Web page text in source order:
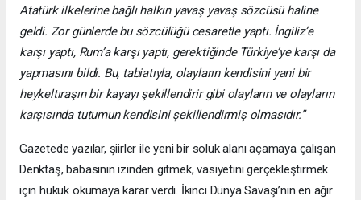
Atatürk ilkelerine bağlı halkın yavaş yavaş sözcüsü haline
geldi. Zor günlerde bu sözcülüğü cesaretle yaptı. İngiliz’e
karşı yaptı, Rum’a karşı yaptı, gerektiğinde Türkiye’ye karşı da
yapmasını bildi. Bu, tabiatıyla, olayların kendisini yani bir
heykeltıraşın bir kayayı şekillendirir gibi olayların ve olayların
karşısında tutumun kendisini şekillendirmiş olmasıdır.”
Gazetede yazılar, şiirler ile yeni bir soluk alanı açamaya çalışan
Denktaş, babasının izinden gitmek, vasiyetini gerçekleştirmek
için hukuk okumaya karar verdi. İkinci Dünya Savaşı’nın en ağır